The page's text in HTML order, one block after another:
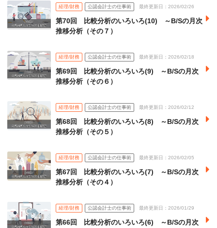
経理/財務 公認会計士の仕事術 最終更新日：2026/02/26
第70回 比較分析のいろいろ(10) ～B/Sの月次
推移分析（その７）
経理/財務 公認会計士の仕事術 最終更新日：2026/02/18
第69回 比較分析のいろいろ(9) ～B/Sの月次
推移分析（その６）
経理/財務 公認会計士の仕事術 最終更新日：2026/02/12
第68回 比較分析のいろいろ(8) ～B/Sの月次
推移分析（その５）
経理/財務 公認会計士の仕事術 最終更新日：2026/02/05
第67回 比較分析のいろいろ(7) ～B/Sの月次
推移分析（その４）
経理/財務 公認会計士の仕事術 最終更新日：2026/01/29
第66回 比較分析のいろいろ(6) ～B/Sの月次